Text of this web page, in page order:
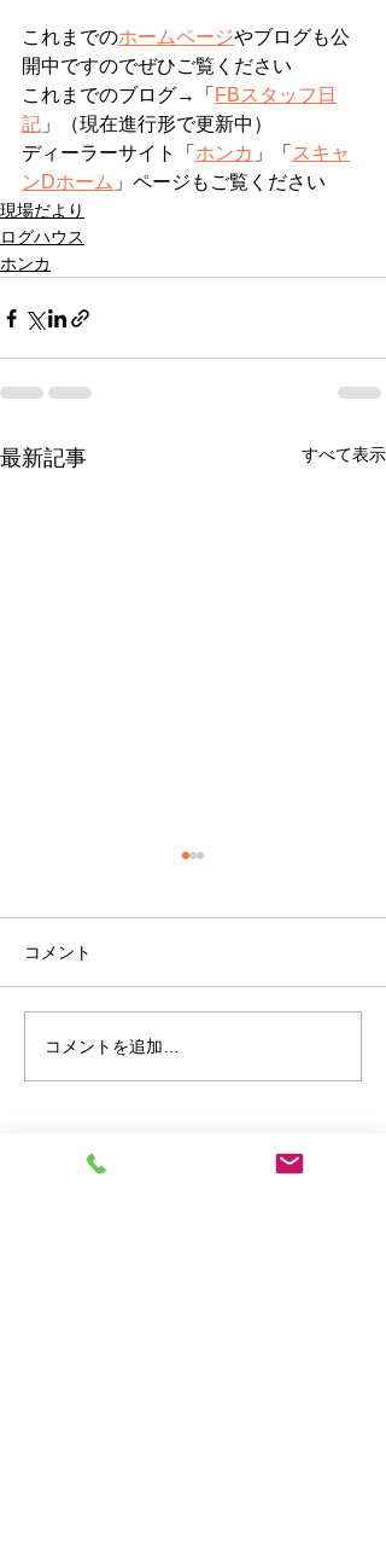
これまでのホームページやブログも公
開中ですのでぜひご覧ください
これまでのブログ→「 FBスタッフ日
記 」（現在進行形で更新中）
ディーラーサイト「 ホンカ 」「 スキャ
ンDホーム 」ページもご覧ください
現場だより
ログハウス
ホンカ
最新記事 すべて表示
現場便り
コメント
コメントを追加…